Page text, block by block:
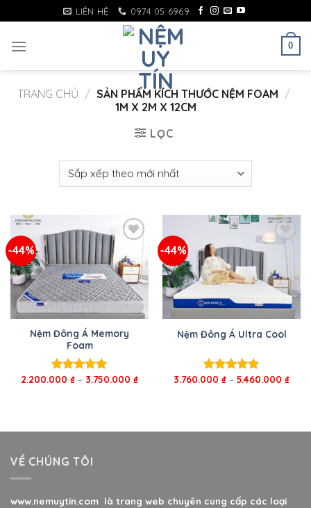
to
content
LIÊN HỆ 0974 05 6969
0
TRANG CHỦ / SẢN PHẨM KÍCH THƯỚC NỆM FOAM /
1M X 2M X 12CM
LỌC
-44%
Nệm Đông Á Memory
Foam
Được xếp
2.200.000 ₫ – 3.750.000 ₫
-44%
Nệm Đông Á Ultra Cool
Được xếp
3.760.000 ₫ – 5.460.000 ₫
VỀ CHÚNG TÔI
www.nemuytin.com là trang web chuyên cung cấp các loại